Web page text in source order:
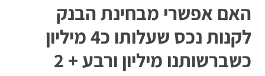
האם אפשרי מבחינת הבנק
לקנות נכס שעלותו כ4 מיליון
כשברשותנו מיליון ורבע + 2